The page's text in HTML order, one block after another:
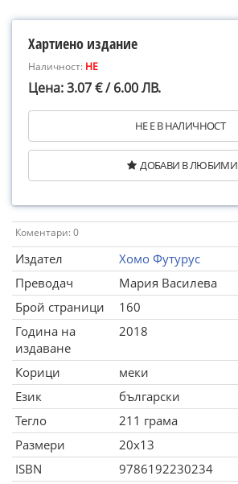
Хартиено издание
Наличност: НЕ
Цена: 3.07 € / 6.00 ЛВ.
НЕ Е В НАЛИЧНОСТ
ДОБАВИ В ЛЮБИМИ
Коментари: 0
Издател
Хомо Футурус
Преводач
Мария Василева
Брой страници
160
Година на
издаване
2018
Корици
меки
Език
български
Тегло
211 грама
Размери
20x13
ISBN
9786192230234